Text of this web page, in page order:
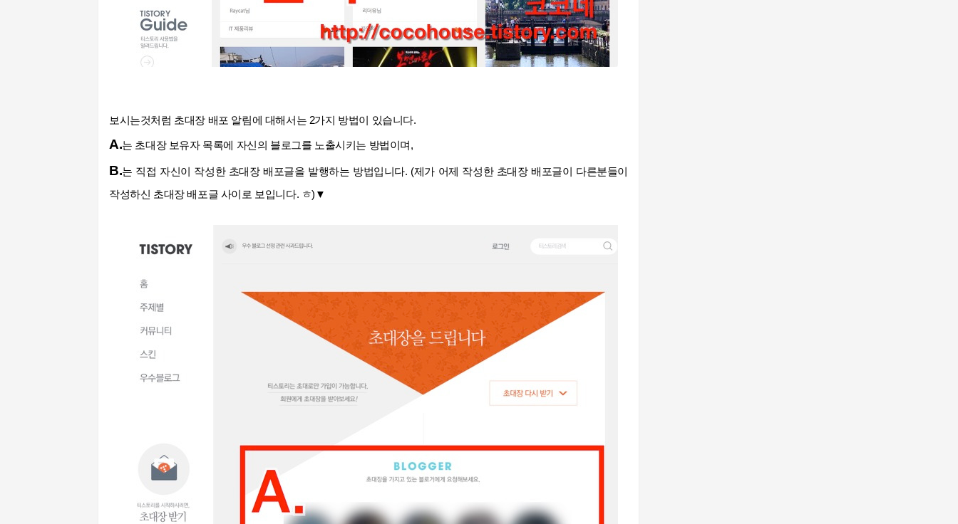
보시는것처럼 초대장 배포 알림에 대해서는 2가지 방법이 있습니다.
A.는 초대장 보유자 목록에 자신의 블로그를 노출시키는 방법이며,
B.는 직접 자신이 작성한 초대장 배포글을 발행하는 방법입니다. (제가 어제 작성한 초대장 배포글이 다른분들이
작성하신 초대장 배포글 사이로 보입니다. ㅎ) ▼